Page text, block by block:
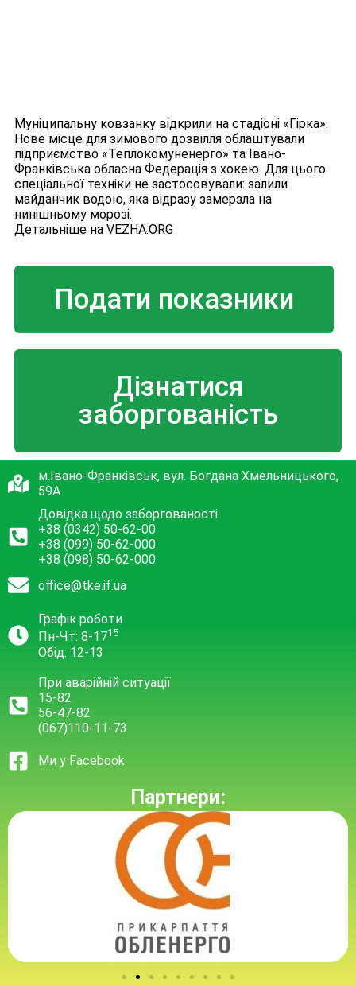
Муніципальну ковзанку відкрили на стадіоні «Гірка».
Нове місце для зимового дозвілля облаштували
підприємство «Теплокомуненерго» та Івано-
Франківська обласна Федерація з хокею. Для цього
спеціальної техніки не застосовували: залили
майданчик водою, яка відразу замерзла на
нинішньому морозі.
Детальніше на VEZHA.ORG
Подати показники
Дізнатися
заборгованість
м.Івано-Франківськ, вул. Богдана Хмельницького,
59А
Довідка щодо заборгованості
+38 (0342) 50-62-00
+38 (099) 50-62-000
+38 (098) 50-62-000
office@tke.if.ua
Графік роботи
Пн-Чт: 8-1715
Обід: 12-13
При аварійній ситуації
15-82
56-47-82
(067)110-11-73
Ми у Facebook
Партнери: